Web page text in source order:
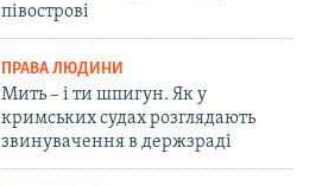
півострові
ПРАВА ЛЮДИНИ
Мить – і ти шпигун. Як у
кримських судах розглядають
звинувачення в держзраді